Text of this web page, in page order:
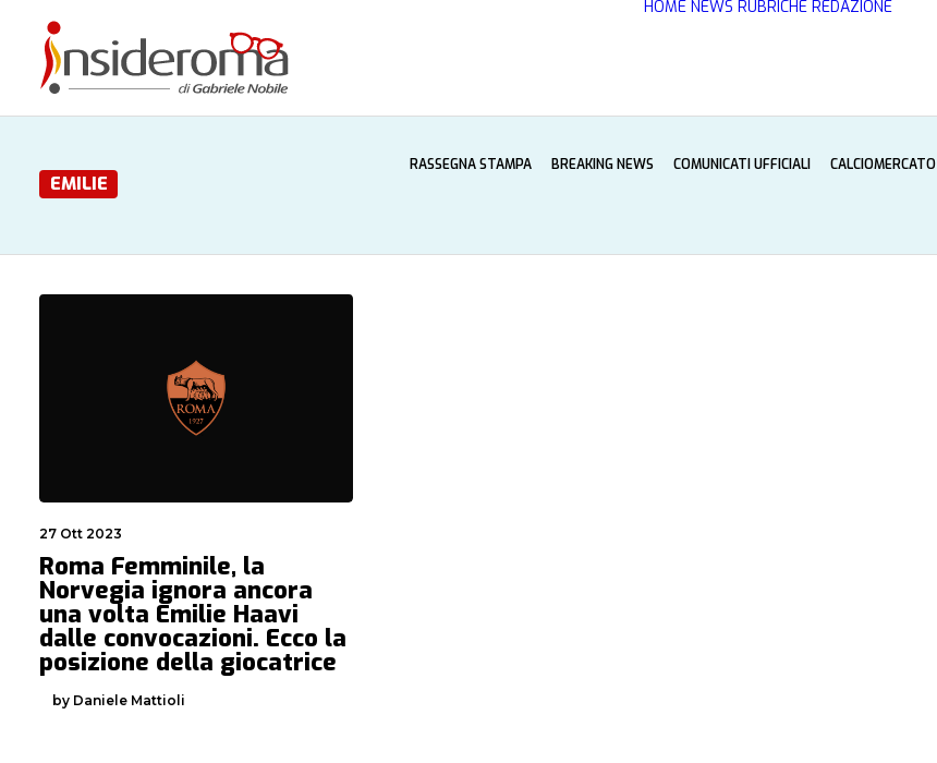
HOME NEWS RUBRICHE REDAZIONE
EMILIE
RASSEGNA STAMPA BREAKING NEWS COMUNICATI UFFICIALI CALCIOMERCATO
27 Ott 2023
Roma Femminile, la
Norvegia ignora ancora
una volta Emilie Haavi
dalle convocazioni. Ecco la
posizione della giocatrice
by Daniele Mattioli